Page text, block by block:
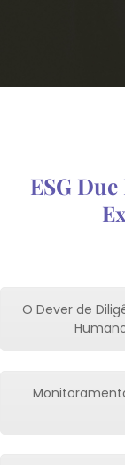
ESG
O Dever de